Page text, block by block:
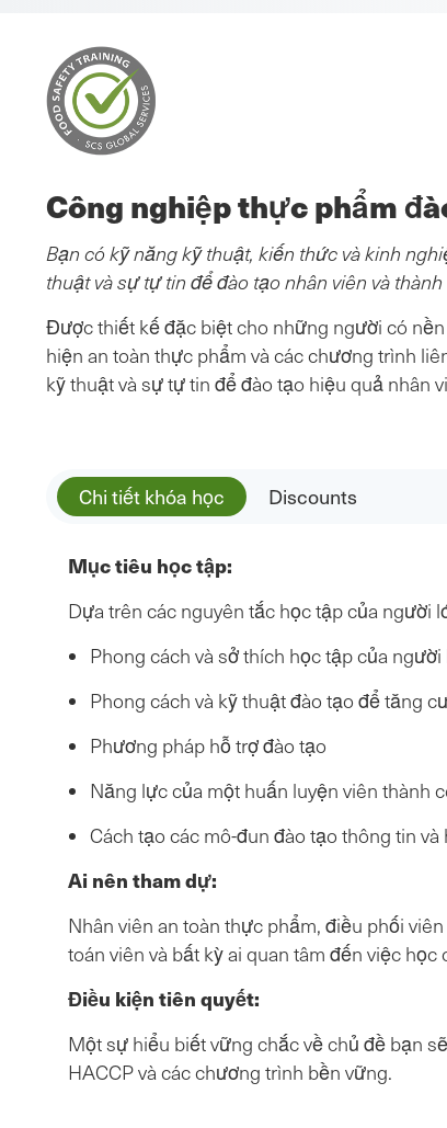
Công nghiệp thực phẩm
Bạn có kỹ năng kỹ thuật, kiến thức và kinh
thuật và sự tự tin để đào tạo nhân viên và
Được thiết kế đặc biệt cho những người có
hiện an toàn thực phẩm và các chương trình
kỹ thuật và sự tự tin để đào tạo hiệu quả nhân
Chi tiết khóa học Discounts
Mục tiêu học tập:
Dựa trên các nguyên tắc học tập của người
Phong cách và sở thích học tập của người
Phong cách và kỹ thuật đào tạo để tăng
Phương pháp hỗ trợ đào tạo
Năng lực của một huấn luyện viên thành
Cách tạo các mô-đun đào tạo thông tin và
Ai nên tham dự:
Nhân viên an toàn thực phẩm, điều phối
toán viên và bất kỳ ai quan tâm đến việc
Điều kiện tiên quyết:
Một sự hiểu biết vững chắc về chủ đề bạn
HACCP và các chương trình bền vững.